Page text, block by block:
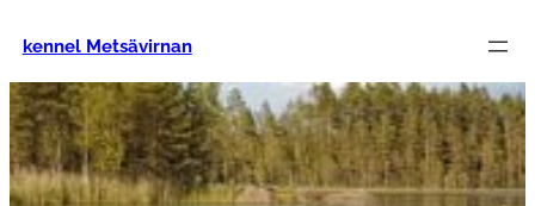
sisältöön
kennel Metsävirnan